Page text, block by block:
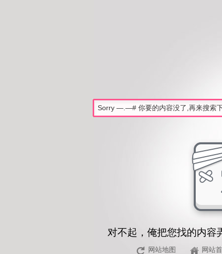
对不起，俺把您找的内容
网站地图 网站